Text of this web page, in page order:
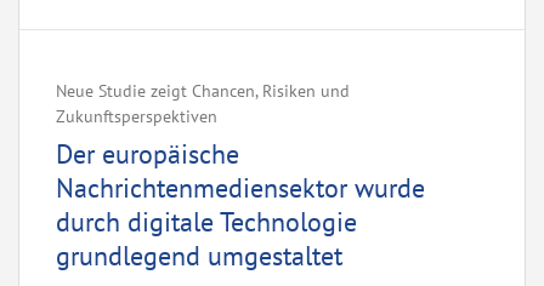
Neue Studie zeigt Chancen, Risiken und
Zukunftsperspektiven
Der europäische
Nachrichtenmediensektor wurde
durch digitale Technologie
grundlegend umgestaltet